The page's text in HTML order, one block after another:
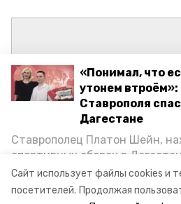
Сайт использует файлы cookies и
посетителей. Продолжая
«Понимал, что
утонем
Ставрополя
Дагестане
Ставрополец Платон Шейн,
спортивных сборах в
Каспийском море детей и
возвращении домой,